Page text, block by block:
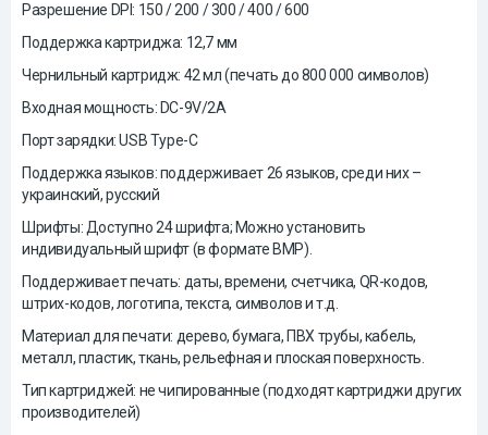
Разрешение DPI: 150 / 200 / 300 / 400 / 600
Поддержка картриджа: 12,7 мм
Чернильный картридж: 42 мл (печать до 800 000 символов)
Входная мощность: DC-9V/2A
Порт зарядки: USB Type-C
Поддержка языков: поддерживает 26 языков, среди них –
украинский, русский
Шрифты: Доступно 24 шрифта; Можно установить
индивидуальный шрифт (в формате BMP).
Поддерживает печать: даты, времени, счетчика, QR-кодов,
штрих-кодов, логотипа, текста, символов и т.д.
Материал для печати: дерево, бумага, ПВХ трубы, кабель,
металл, пластик, ткань, рельефная и плоская поверхность.
Тип картриджей: не чипированные (подходят картриджи других
производителей)